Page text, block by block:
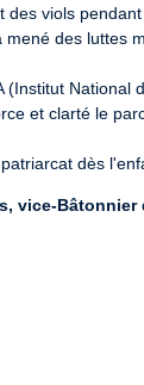
viols
des luttes
National
et clarté le
dès
vice-Bâtonnier
public, en
qu’une partie